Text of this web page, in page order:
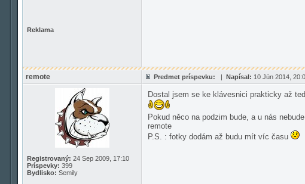
Reklama
remote Predmet príspevku: | Napísal: 10 Jún 2014,
Registrovaný: 24 Sep 2009, 17:10
Príspevky: 399
Bydlisko: Semily
Dostal jsem se ke klávesnici prakticky až
Pokud něco na podzim bude, a u nás
remote
P.S. : fotky dodám až budu mít víc času